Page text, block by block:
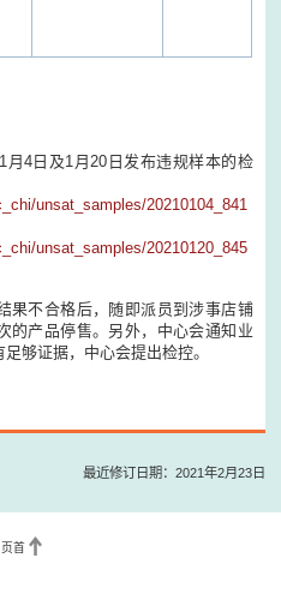
月4日及1月20日发布违规样本的检
unsat_samples/20210104_841
unsat_samples/20210120_845
果不合格后，随即派员到涉事店铺
的产品停售。另外，中心会通知业
够证据，中心会提出检控。
最近修订日期：2021年2月23日
页首